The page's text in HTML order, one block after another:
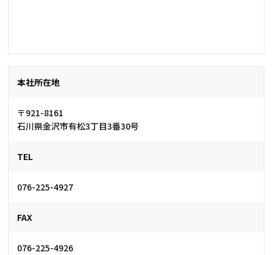
本社所在地
〒921-8161
石川県金沢市有松3丁目3番30号
TEL
076-225-4927
FAX
076-225-4926